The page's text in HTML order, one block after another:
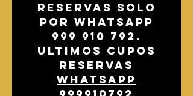
Reservas solo
por whatsapp
999 910 792.
Ultimos cupos
Reservas
whatsapp